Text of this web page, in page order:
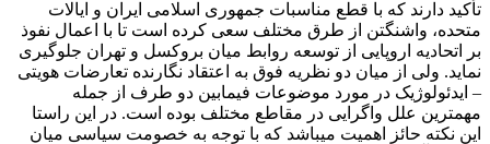
تأکید دارند که با قطع مناسبات جمهوری اسلامی ایران و ایالات
متحده، واشنگتن از طرق مختلف سعی کرده است تا با اعمال نفوذ
بر اتحادیه اروپایی از توسعه روابط میان بروکسل و تهران جلوگیری
نماید. ولی از میان دو نظریه فوق به اعتقاد نگارنده تعارضات هویتی
– ایدئولوژیک در مورد موضوعات فیمابین دو طرف از جمله
مهمترین علل واگرایی در مقاطع مختلف بوده است. در این راستا
این نکته حائز اهمیت می‏باشد که با توجه به خصومت سیاسی میان